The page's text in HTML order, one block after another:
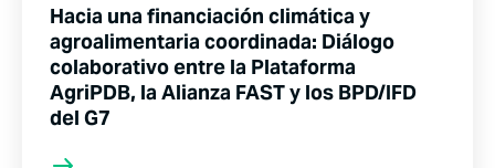
Hacia una financiación climática y
agroalimentaria coordinada: Diálogo
colaborativo entre la Plataforma
AgriPDB, la Alianza FAST y los BPD/IFD
del G7